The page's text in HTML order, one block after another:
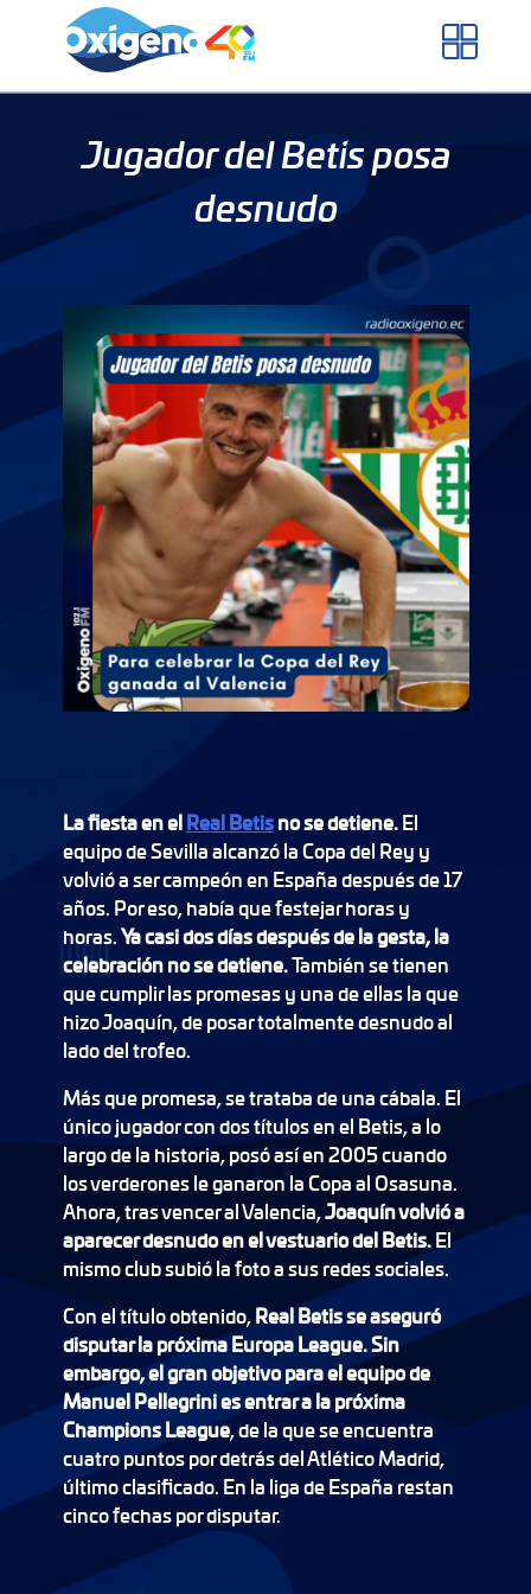
Jugador del Betis posa
desnudo
La fiesta en elReal Betisno se detiene.El
equipo de Sevilla alcanzó la Copa del Rey y
volvió a ser campeón en España después de 17
años. Por eso, había que festejar horas y
horas.Ya casi dos días después de la gesta, la
celebración no se detiene.También se tienen
que cumplir las promesas y una de ellas la que
hizo Joaquín, de posar totalmente desnudo al
lado del trofeo.
Más que promesa, se trataba de una cábala. El
único jugador con dos títulos en el Betis, a lo
largo de la historia, posó así en 2005 cuando
los verderones le ganaron la Copa al Osasuna.
Ahora, tras vencer al Valencia,Joaquín volvió a
aparecer desnudo en el vestuario del Betis.El
mismo club subió la foto a sus redes sociales.
Con el título obtenido,Real Betis se aseguró
disputar la próxima Europa League. Sin
embargo, el gran objetivo para el equipo de
Manuel Pellegrini es entrar a la próxima
Champions League, de la que se encuentra
cuatro puntos por detrás del Atlético Madrid,
último clasificado. En la liga de España restan
cinco fechas por disputar.